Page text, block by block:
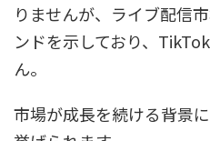
りませんが、ライブ配信
ンドを示しており、
ん。
市場が成長を続ける背景